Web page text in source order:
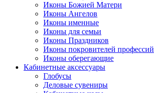
Иконы Божией Матери
Иконы Ангелов
Иконы именные
Иконы для семьи
Иконы Праздников
Иконы покровителей профессий
Иконы оберегающие
Кабинетные аксессуары
Глобусы
Деловые сувениры